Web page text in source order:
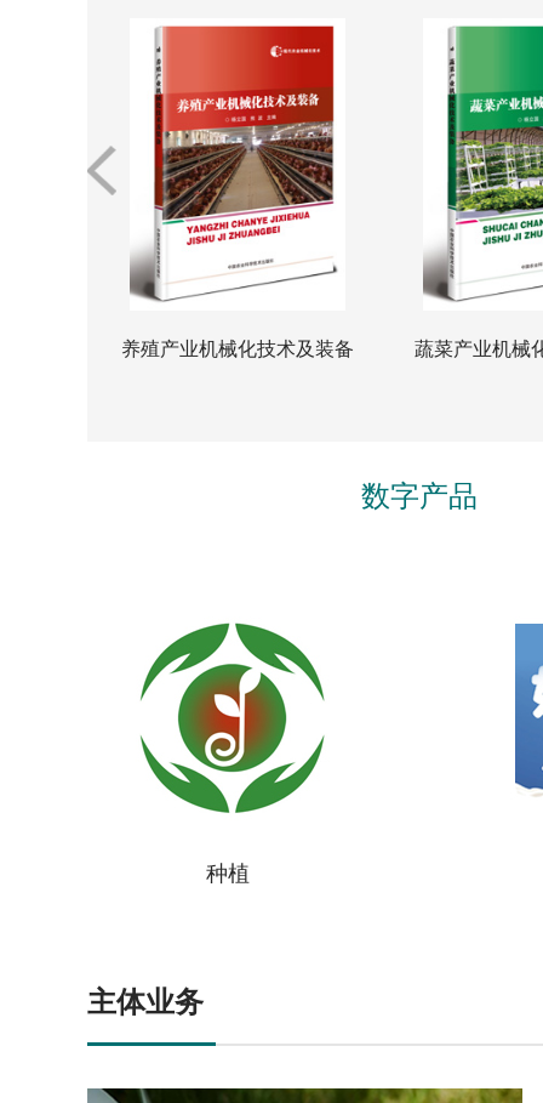
养殖产业机械化技术及装备 蔬菜产业机械
数字产品
种植
主体业务